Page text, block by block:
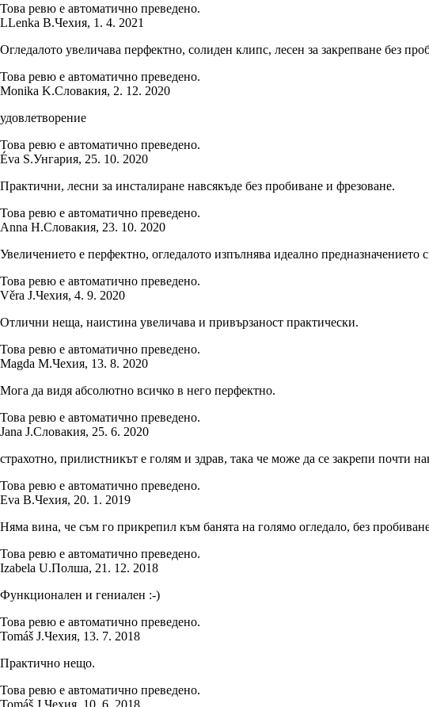
Това ревю е автоматично преведено.
LLenka B.Чехия, 1. 4. 2021
Огледалото увеличава перфектно, солиден клипс, лесен за закрепване без
Това ревю е автоматично преведено.
Monika K.Словакия, 2. 12. 2020
удовлетворение
Това ревю е автоматично преведено.
Éva S.Унгария, 25. 10. 2020
Практични, лесни за инсталиране навсякъде без пробиване и фрезоване.
Това ревю е автоматично преведено.
Anna H.Словакия, 23. 10. 2020
Увеличението е перфектно, огледалото изпълнява идеално предназначението
Това ревю е автоматично преведено.
Věra J.Чехия, 4. 9. 2020
Отлични неща, наистина увеличава и привързаност практически.
Това ревю е автоматично преведено.
Magda M.Чехия, 13. 8. 2020
Мога да видя абсолютно всичко в него перфектно.
Това ревю е автоматично преведено.
Jana J.Словакия, 25. 6. 2020
страхотно, прилистникът е голям и здрав, така че може да се закрепи почти
Това ревю е автоматично преведено.
Eva B.Чехия, 20. 1. 2019
Няма вина, че съм го прикрепил към банята на голямо огледало, без
Това ревю е автоматично преведено.
Izabela U.Полша, 21. 12. 2018
Функционален и гениален :-)
Това ревю е автоматично преведено.
Tomáš J.Чехия, 13. 7. 2018
Практично нещо.
Това ревю е автоматично преведено.
Tomáš J.Чехия, 10. 6. 2018